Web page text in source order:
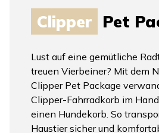
Clipper Pet
Lust auf eine gemütliche
treuen Vierbeiner? Mit dem
Clipper Pet Package
Clipper-Fahrradkorb im
einen Hundekorb. So
Haustier sicher und